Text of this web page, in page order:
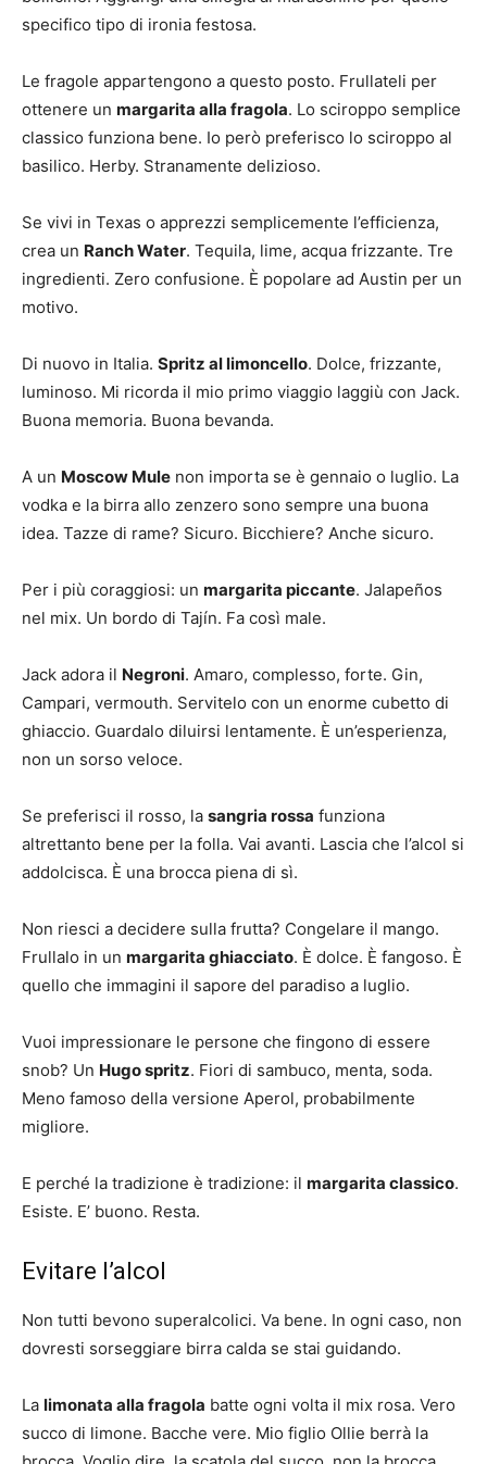
specifico tipo di ironia festosa.
Le fragole appartengono a questo posto. Frullateli per
ottenere un margarita alla fragola. Lo sciroppo semplice
classico funziona bene. Io però preferisco lo sciroppo al
basilico. Herby. Stranamente delizioso.
Se vivi in ​​Texas o apprezzi semplicemente l’efficienza,
crea un Ranch Water. Tequila, lime, acqua frizzante. Tre
ingredienti. Zero confusione. È popolare ad Austin per un
motivo.
Di nuovo in Italia. Spritz al limoncello. Dolce, frizzante,
luminoso. Mi ricorda il mio primo viaggio laggiù con Jack.
Buona memoria. Buona bevanda.
A un Moscow Mule non importa se è gennaio o luglio. La
vodka e la birra allo zenzero sono sempre una buona
idea. Tazze di rame? Sicuro. Bicchiere? Anche sicuro.
Per i più coraggiosi: un margarita piccante. Jalapeños
nel mix. Un bordo di Tajín. Fa così male.
Jack adora il Negroni. Amaro, complesso, forte. Gin,
Campari, vermouth. Servitelo con un enorme cubetto di
ghiaccio. Guardalo diluirsi lentamente. È un’esperienza,
non un sorso veloce.
Se preferisci il rosso, la sangria rossa funziona
altrettanto bene per la folla. Vai avanti. Lascia che l’alcol si
addolcisca. È una brocca piena di sì.
Non riesci a decidere sulla frutta? Congelare il mango.
Frullalo in un margarita ghiacciato. È dolce. È fangoso. È
quello che immagini il sapore del paradiso a luglio.
Vuoi impressionare le persone che fingono di essere
snob? Un Hugo spritz. Fiori di sambuco, menta, soda.
Meno famoso della versione Aperol, probabilmente
migliore.
E perché la tradizione è tradizione: il margarita classico.
Esiste. E’ buono. Resta.
Evitare l’alcol
Non tutti bevono superalcolici. Va bene. In ogni caso, non
dovresti sorseggiare birra calda se stai guidando.
La limonata alla fragola batte ogni volta il mix rosa. Vero
succo di limone. Bacche vere. Mio figlio Ollie berrà la